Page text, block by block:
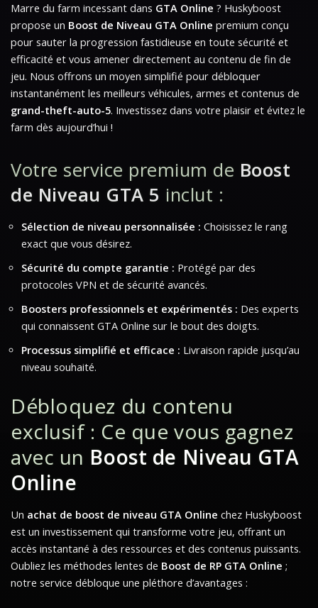
Marre du farm incessant dans GTA Online ? Huskyboost
propose un Boost de Niveau GTA Online premium conçu
pour sauter la progression fastidieuse en toute sécurité et
efficacité et vous amener directement au contenu de fin de
jeu. Nous offrons un moyen simplifié pour débloquer
instantanément les meilleurs véhicules, armes et contenus de
grand-theft-auto-5. Investissez dans votre plaisir et évitez le
farm dès aujourd’hui !
Votre service premium de Boost
de Niveau GTA 5 inclut :
Sélection de niveau personnalisée : Choisissez le rang
exact que vous désirez.
Sécurité du compte garantie : Protégé par des
protocoles VPN et de sécurité avancés.
Boosters professionnels et expérimentés : Des experts
qui connaissent GTA Online sur le bout des doigts.
Processus simplifié et efficace : Livraison rapide jusqu’au
niveau souhaité.
Débloquez du contenu
exclusif : Ce que vous gagnez
avec un Boost de Niveau GTA
Online
Un achat de boost de niveau GTA Online chez Huskyboost
est un investissement qui transforme votre jeu, offrant un
accès instantané à des ressources et des contenus puissants.
Oubliez les méthodes lentes de Boost de RP GTA Online ;
notre service débloque une pléthore d’avantages :